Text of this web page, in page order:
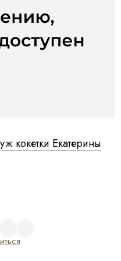
кокетки Екатерины